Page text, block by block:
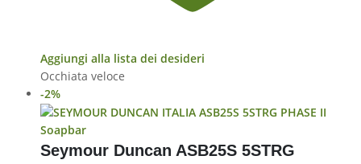
Aggiungi alla lista dei desideri
Occhiata veloce
-2%
Soapbar
Seymour Duncan ASB25S 5STRG